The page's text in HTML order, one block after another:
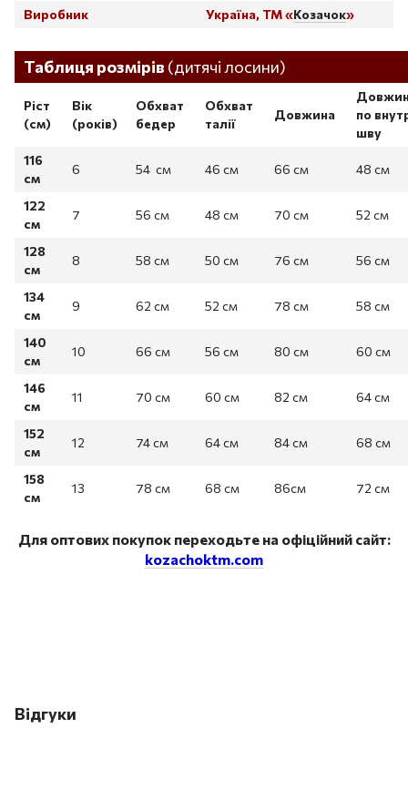
Виробник
Україна, ТМ «Козачок»
Таблиця розмірів (дитячі лосини)
Ріст
(см)
Вік
(років)
Обхват
бедер
Обхват
талії
Довжина
по
шву
116
см
6 54 см 46 см 66 см 48 см
122
см
7 56 см 48 см 70 см 52 см
128
см
8 58 см 50 см 76 см 56 см
134
см
9 62 см 52 см 78 см 58 см
140
см
10 66 см 56 см 80 см 60 см
146
см
11 70 см 60 см 82 см 64 см
152
см
12 74 см 64 см 84 см 68 см
158
см
13 78 см 68 см 86см 72 см
Для оптових покупок переходьте на офіційний сайт:
kozachoktm.com
Відгуки